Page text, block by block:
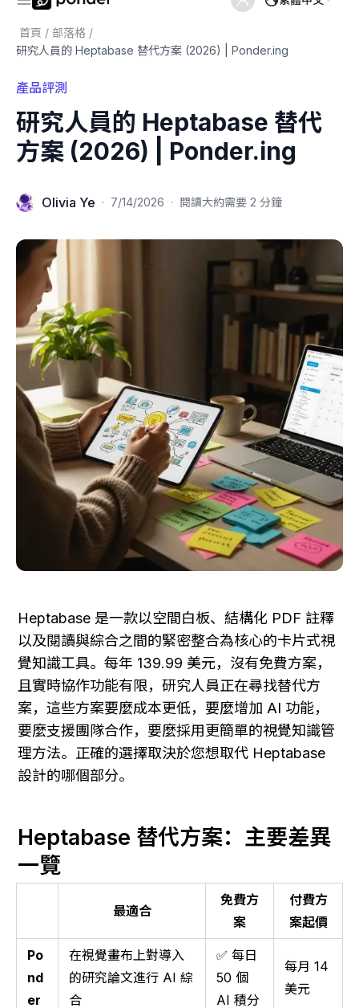
首頁 / 部落格 /
研究人員的 Heptabase 替代方案 (2026) | Ponder.ing
產品評測
研究人員的 Heptabase 替代
方案 (2026) | Ponder.ing
Olivia Ye · 7/14/2026 · 閱讀大約需要 2 分鐘
Heptabase 是一款以空間白板、結構化 PDF 註釋
以及閱讀與綜合之間的緊密整合為核心的卡片式視
覺知識工具。每年 139.99 美元，沒有免費方案，
且實時協作功能有限，研究人員正在尋找替代方
案，這些方案要麼成本更低，要麼增加 AI 功能，
要麼支援團隊合作，要麼採用更簡單的視覺知識管
理方法。正確的選擇取決於您想取代 Heptabase
設計的哪個部分。
Heptabase 替代方案：主要差異
一覽
最適合
免費方
案
付費方
案起價
Po
nd
er
在視覺畫布上對導入
的研究論文進行 AI 綜
合
✅ 每日
50 個
AI 積分
每月 14
美元